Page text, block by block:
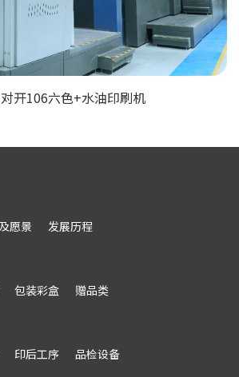
开106六色+水油印刷机
愿景 发展历程
包装彩盒 赠品类
印后工序 品检设备